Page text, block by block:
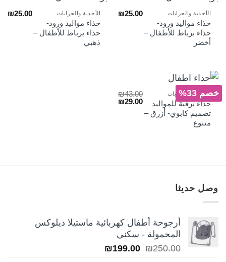
الأحذية والجرابات
حذاء مواليد ورود-
حذاء برباط للأطفال –
أخضر
₪25.00 الأحذية والجرابات
حذاء مواليد ورود-
حذاء برباط للأطفال –
ذهبي
₪25.00
خصم 33%
الأحذية والجرابات
حذاء برقبة للمواليد
تصميم كابوي- أزرق –
متنوع
₪43.00
السعر₪29.00
وصل حديثا
أرجوحة أطفال كهربائية ماستيلا ديلوكس
المحمولة - سكني
₪250.00
السعر ₪199.00